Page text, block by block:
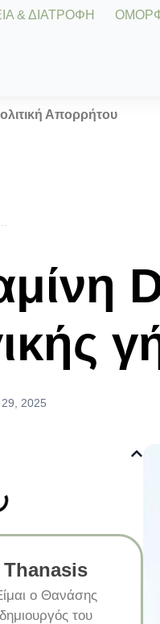
& ΔΙΑΤΡΟΦΗ
Απορρήτου
29, 2025
Thanasis
ο Θανάσης
δημιουργός του